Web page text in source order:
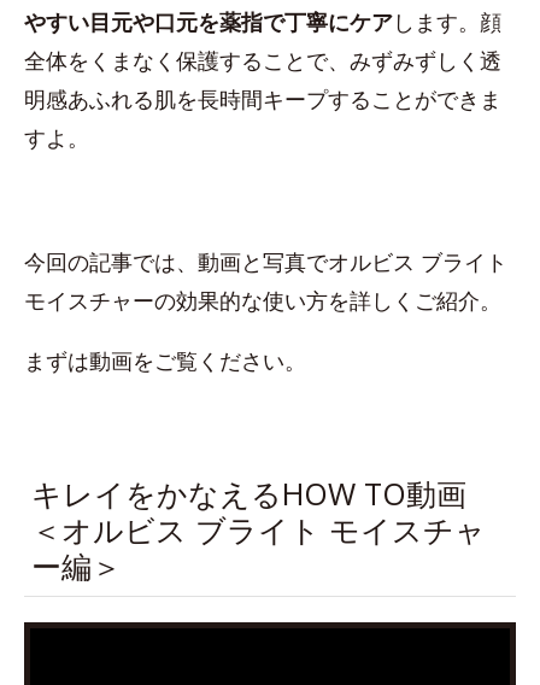
やすい目元や口元を薬指で丁寧にケアします。顔
全体をくまなく保護することで、みずみずしく透
明感あふれる肌を長時間キープすることができま
すよ。
今回の記事では、動画と写真でオルビス ブライト
モイスチャーの効果的な使い方を詳しくご紹介。
まずは動画をご覧ください。
キレイをかなえるHOW TO動画
＜オルビス ブライト モイスチャ
ー編＞